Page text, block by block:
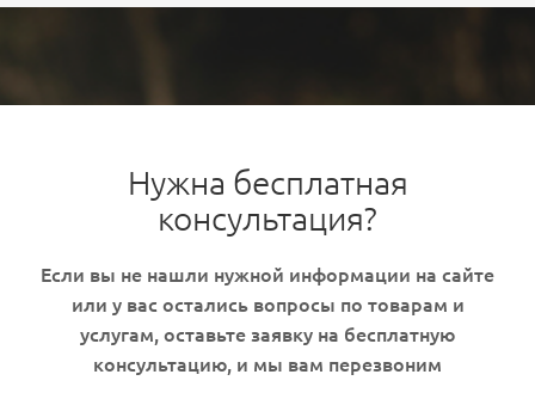
Нужна бесплатная
консультация?